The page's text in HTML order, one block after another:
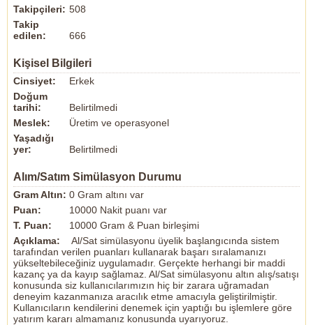
Takipçileri: 508
Takip
edilen:
666
Kişisel Bilgileri
Cinsiyet:
Erkek
Doğum
tarihi:
Belirtilmedi
Meslek:
Üretim ve operasyonel
Yaşadığı
yer:
Belirtilmedi
Alım/Satım Simülasyon Durumu
Gram Altın: 0 Gram altını var
Puan:
10000 Nakit puanı var
T. Puan:
10000 Gram & Puan birleşimi
Açıklama:
Al/Sat simülasyonu üyelik başlangıcında sistem
tarafından verilen puanları kullanarak başarı sıralamanızı
yükseltebileceğiniz uygulamadır. Gerçekte herhangi bir maddi
kazanç ya da kayıp sağlamaz. Al/Sat simülasyonu altın alış/satışı
konusunda siz kullanıcılarımızın hiç bir zarara uğramadan
deneyim kazanmanıza aracılık etme amacıyla geliştirilmiştir.
Kullanıcıların kendilerini denemek için yaptığı bu işlemlere göre
yatırım kararı almamanız konusunda uyarıyoruz.